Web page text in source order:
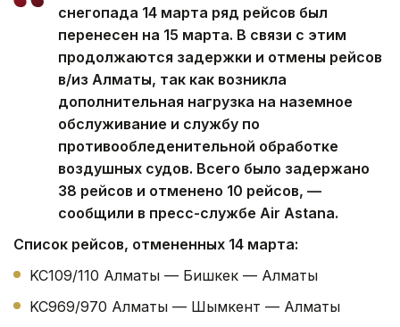
снегопада 14 марта ряд рейсов был
перенесен на 15 марта. В связи с этим
продолжаются задержки и отмены рейсов
в/из Алматы, так как возникла
дополнительная нагрузка на наземное
обслуживание и службу по
противообледенительной обработке
воздушных судов. Всего было задержано
38 рейсов и отменено 10 рейсов, —
сообщили в пресс-службе Air Astana.
Список рейсов, отмененных 14 марта:
KC109/110 Алматы — Бишкек — Алматы
KC969/970 Алматы — Шымкент — Алматы